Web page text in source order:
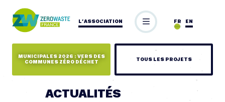
L’ASSOCIATION EN
FR
MUNICIPALES 2026 : VERS DES
COMMUNES ZÉRO DÉCHET
TOUS LES PROJETS
ACTUALITÉS